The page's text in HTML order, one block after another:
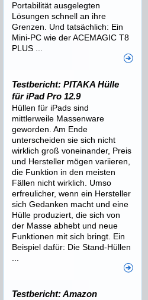
Portabilität ausgelegten
Lösungen schnell an ihre
Grenzen. Und tatsächlich: Ein
Mini-PC wie der ACEMAGIC T8
PLUS ...
Testbericht: PITAKA Hülle
für iPad Pro 12.9
Hüllen für iPads sind
mittlerweile Massenware
geworden. Am Ende
unterscheiden sie sich nicht
wirklich groß voneinander, Preis
und Hersteller mögen variieren,
die Funktion in den meisten
Fällen nicht wirklich. Umso
erfreulicher, wenn ein Hersteller
sich Gedanken macht und eine
Hülle produziert, die sich von
der Masse abhebt und neue
Funktionen mit sich bringt. Ein
Beispiel dafür: Die Stand-Hüllen
Testbericht: Amazon